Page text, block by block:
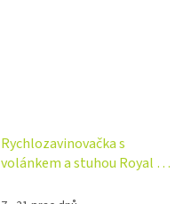
Rychlozavinovačka s
volánkem a stuhou Royal -